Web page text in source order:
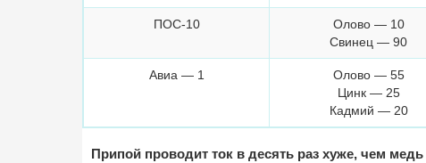
ПОС-10
Олово — 10
Свинец — 90
Авиа — 1
Олово — 55
Цинк — 25
Кадмий — 20
Припой проводит ток в десять раз хуже, чем